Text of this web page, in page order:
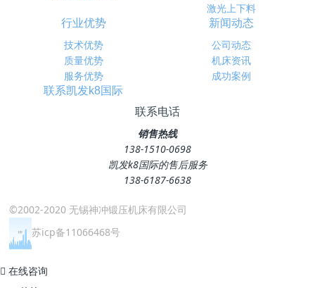
激光上下料
行业优势
技术优势
质量优势
服务优势
新闻动态
公司动态
机床资讯
成功案例
联系凯发k8国际
联系电话
销售热线
138-1510-0698
凯发k8国际的售后服务
138-6187-6638
©2002-2020 无锡神冲锻压机床有限公司
苏icp备11066468号
在线咨询